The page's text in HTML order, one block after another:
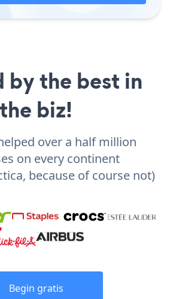
by the best in
the biz!
over a half million
on every continent
because of course not)
Begin gratis